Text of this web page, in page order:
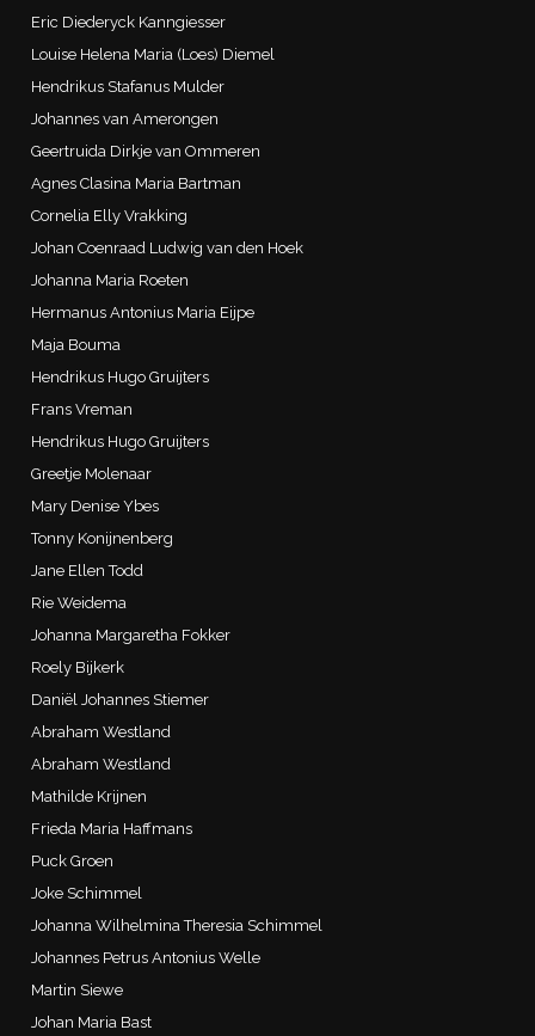
Eric Diederyck Kanngiesser
Louise Helena Maria (Loes) Diemel
Hendrikus Stafanus Mulder
Johannes van Amerongen
Geertruida Dirkje van Ommeren
Agnes Clasina Maria Bartman
Cornelia Elly Vrakking
Johan Coenraad Ludwig van den Hoek
Johanna Maria Roeten
Hermanus Antonius Maria Eijpe
Maja Bouma
Hendrikus Hugo Gruijters
Frans Vreman
Hendrikus Hugo Gruijters
Greetje Molenaar
Mary Denise Ybes
Tonny Konijnenberg
Jane Ellen Todd
Rie Weidema
Johanna Margaretha Fokker
Roely Bijkerk
Daniël Johannes Stiemer
Abraham Westland
Abraham Westland
Mathilde Krijnen
Frieda Maria Haffmans
Puck Groen
Joke Schimmel
Johanna Wilhelmina Theresia Schimmel
Johannes Petrus Antonius Welle
Martin Siewe
Johan Maria Bast